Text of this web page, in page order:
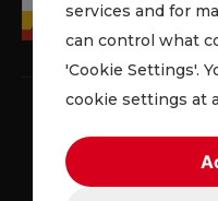
Política de
services and for
can control what
'Cookie Settings'.
cookie settings at